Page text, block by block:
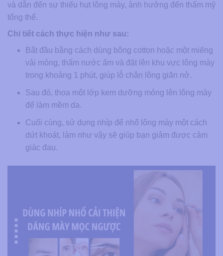
và dẫn đến sự thiếu hụt lông mày, ảnh hưởng đến thẩm mỹ
tổng thể.
Chi tiết cách thực hiện như sau:
Bắt đầu bằng cách dùng bông cotton hoặc một miếng
vải mỏng, thấm nước ấm và đặt lên khu vực lông mày
trong khoảng 1 phút, giúp lỗ chân lông giãn nở.
Sau đó, thoa một lớp kem dưỡng mỏng lên lông mày
để làm mềm da.
Cuối cùng, sử dụng nhíp để nhổ lông mày một cách
dứt khoát, làm như vậy sẽ giúp bạn giảm được cảm
giác đau.